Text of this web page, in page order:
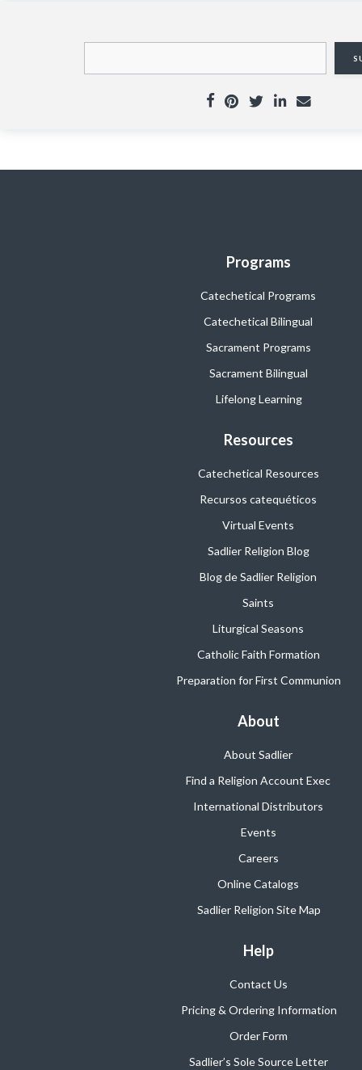
Programs
Catechetical Programs
Catechetical Bilingual
Sacrament Programs
Sacrament Bilingual
Lifelong Learning
Resources
Catechetical Resources
Recursos catequéticos
Virtual Events
Sadlier Religion Blog
Blog de Sadlier Religion
Saints
Liturgical Seasons
Catholic Faith Formation
Preparation for First Communion
About
About Sadlier
Find a Religion Account Exec
International Distributors
Events
Careers
Online Catalogs
Sadlier Religion Site Map
Help
Contact Us
Pricing & Ordering Information
Order Form
Sadlier’s Sole Source Letter